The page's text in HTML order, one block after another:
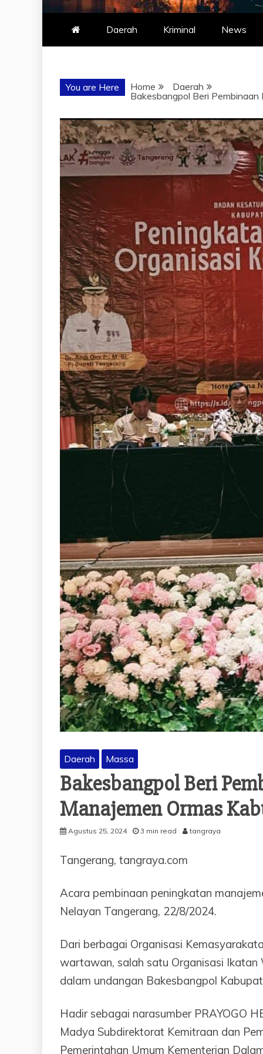
Daerah Kriminal News
You are Here Home
Daerah
Bakesbangpol Beri
Daerah Massa
Bakesbangpol Beri
Manajemen Ormas
Agustus 25, 2024 3 min read tangraya
Tangerang, tangraya.com
Acara pembinaan peningkatan
Nelayan Tangerang, 22/8/2024.
Dari berbagai Organisasi
wartawan, salah satu Organisasi
dalam undangan Bakesbangpol
Hadir sebagai narasumber PRAYOGO
Madya Subdirektorat Kemitraan dan
Pemerintahan Umum Kementerian